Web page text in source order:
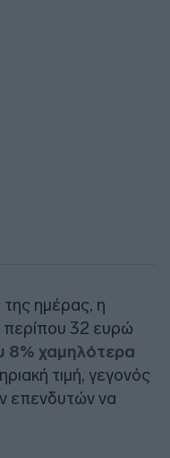
ημέρας, η
32 ευρώ
8% χαμηλότερα
τιμή, γεγονός
επενδυτών να